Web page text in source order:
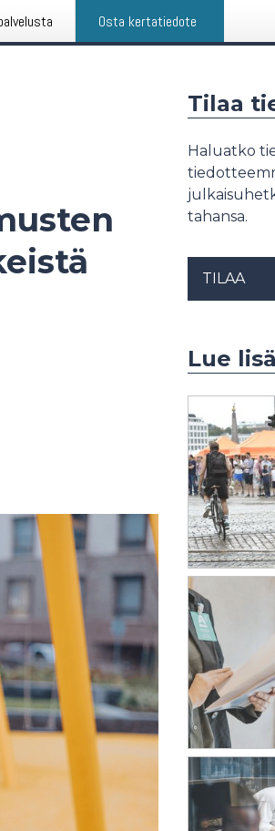
Osta kertatiedote
Tilaa
Haluatko
tahansa.
TILAA
Lue